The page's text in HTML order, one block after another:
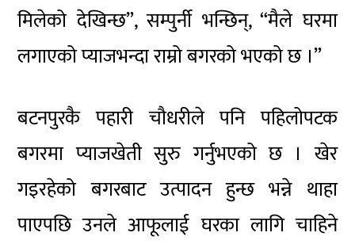
मिलेको देखिन्छ”, सम्पुर्नी भन्छिन्, “मैले घरमा
लगाएको प्याजभन्दा राम्रो बगरको भएको छ ।”
बटनपुरकै पहारी चौधरीले पनि पहिलोपटक
बगरमा प्याजखेती सुरु गर्नुभएको छ । खेर
गइरहेको बगरबाट उत्पादन हुन्छ भन्ने थाहा
पाएपछि उनले आफूलाई घरका लागि चाहिने